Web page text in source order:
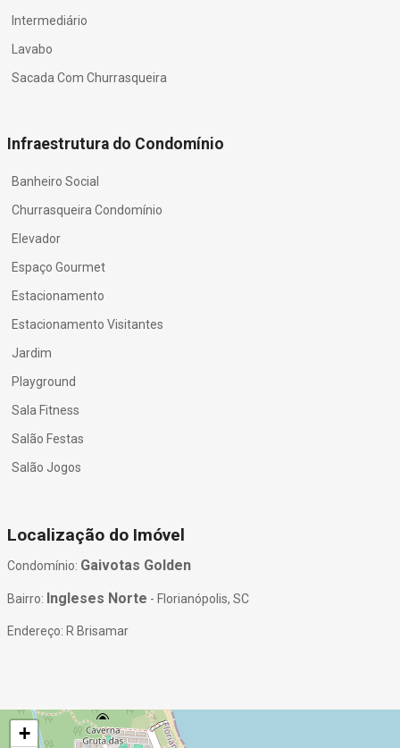
Intermediário
Lavabo
Sacada Com Churrasqueira
Infraestrutura do Condomínio
Banheiro Social
Churrasqueira Condomínio
Elevador
Espaço Gourmet
Estacionamento
Estacionamento Visitantes
Jardim
Playground
Sala Fitness
Salão Festas
Salão Jogos
Localização do Imóvel
Condomínio: Gaivotas Golden
Bairro: Ingleses Norte - Florianópolis, SC
Endereço: R Brisamar
+